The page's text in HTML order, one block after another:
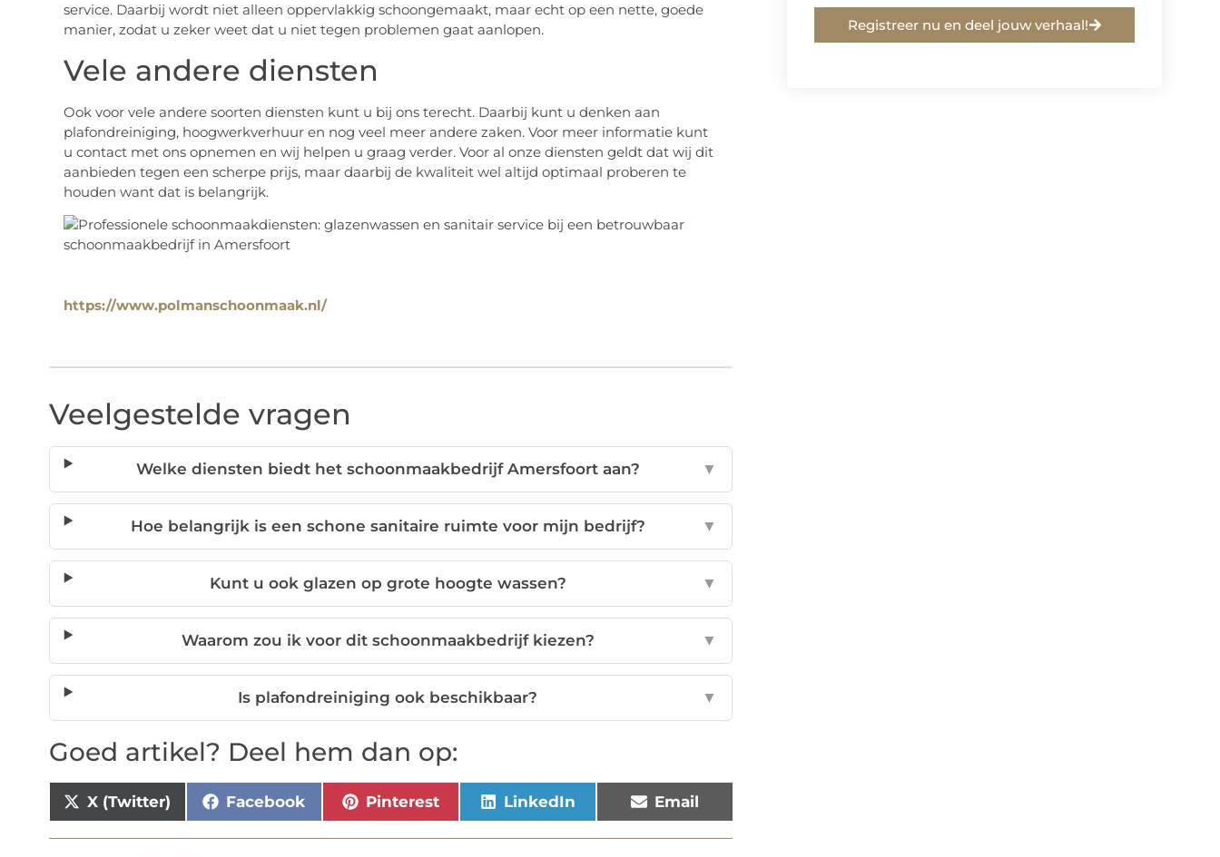
service. Daarbij wordt niet alleen oppervlakkig schoongemaakt, maar echt op een nette, goede
manier, zodat u zeker weet dat u niet tegen problemen gaat aanlopen.
Vele andere diensten
Ook voor vele andere soorten diensten kunt u bij ons terecht. Daarbij kunt u denken aan
plafondreiniging, hoogwerkverhuur en nog veel meer andere zaken. Voor meer informatie kunt
u contact met ons opnemen en wij helpen u graag verder. Voor al onze diensten geldt dat wij dit
aanbieden tegen een scherpe prijs, maar daarbij de kwaliteit wel altijd optimaal proberen te
houden want dat is belangrijk.
https://www.polmanschoonmaak.nl/
Veelgestelde vragen
Welke diensten biedt het schoonmaakbedrijf Amersfoort aan? ▼
Hoe belangrijk is een schone sanitaire ruimte voor mijn bedrijf? ▼
Kunt u ook glazen op grote hoogte wassen? ▼
Waarom zou ik voor dit schoonmaakbedrijf kiezen? ▼
Is plafondreiniging ook beschikbaar? ▼
Goed artikel? Deel hem dan op:
X (Twitter) Facebook Pinterest LinkedIn Email
Registreer nu en deel jouw verhaal!